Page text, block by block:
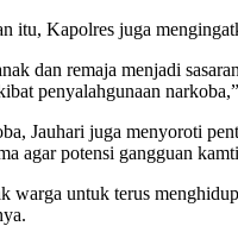
itu, Kapolres juga
dan remaja menjadi
penyalahgunaan
Jauhari juga menyoroti
agar potensi gangguan
warga untuk terus